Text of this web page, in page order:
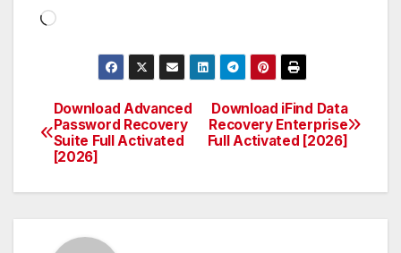
Loading…
Post
navigation
Download iFind Data
Recovery Enterprise
Full Activated [2026]
Download Advanced
Password Recovery
Suite Full Activated
[2026]